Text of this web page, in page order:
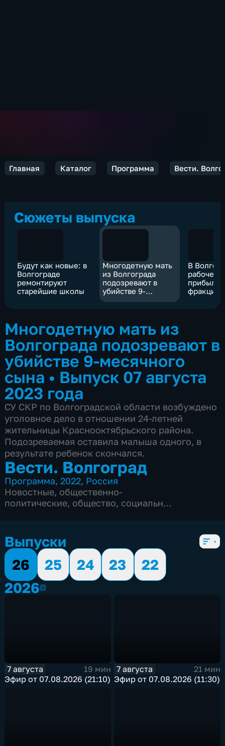
Главная Каталог Программа Вести.
Сюжеты выпуска
Будут как новые: в
Волгограде
ремонтируют
старейшие школы
Многодетную мать
из Волгограда
подозревают в
убийстве 9-
месячного сына
В
рабочей
прибыл
фракции
Многодетную мать из
Волгограда подозревают в
убийстве 9-месячного
сына • Выпуск 07 августа
2023 года
СУ СКР по Волгоградской области возбуждено
уголовное дело в отношении 24-летней
жительницы Краснооктябрьского района.
Подозреваемая оставила малыша одного, в
результате ребенок скончался.
Вести. Волгоград
Программа,2022, Россия
Новостные, общественно-
политические, общество, социально-
5 сезонов, 2354 выпуска
Выпуски
26
25 24 23
22
20262026
7 августа
19 мин
Эфир от 07.08.2026 (21:10)
7 августа
21 мин
Эфир от 07.08.2026 (11:30)